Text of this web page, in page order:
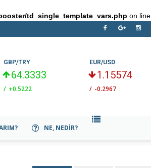
td_single_template_vars.php on line
GBP/TRY
64.3333
/ +0.5222
EUR/USD
1.15574
/ -0.2967
NE, NEDIR?